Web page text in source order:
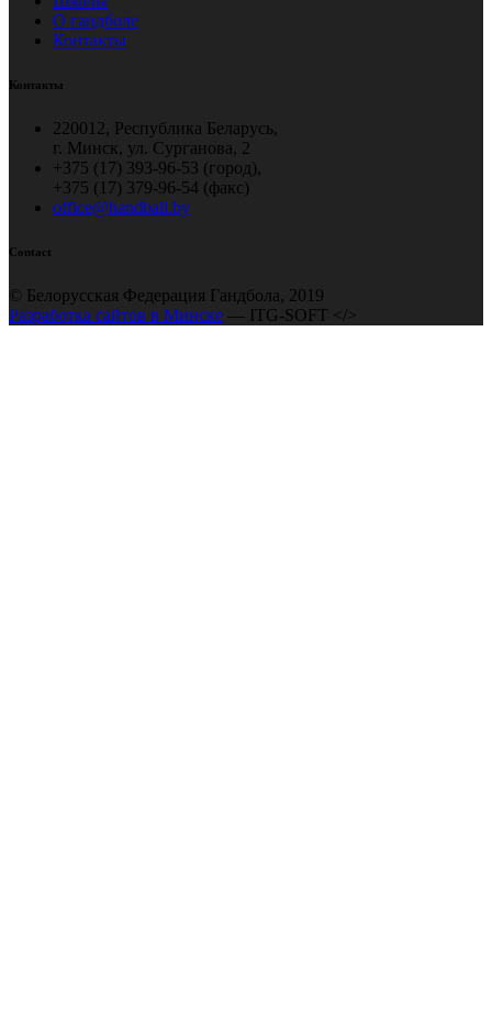
О гандболе
Контакты
Контакты
220012, Республика Беларусь,
г. Минск, ул. Сурганова, 2
+375 (17) 393-96-53 (город),
+375 (17) 379-96-54 (факс)
office@handball.by
Contact
© Белорусская Федерация Гандбола, 2019
Разработка сайтов в Минске — ITG-SOFT </>